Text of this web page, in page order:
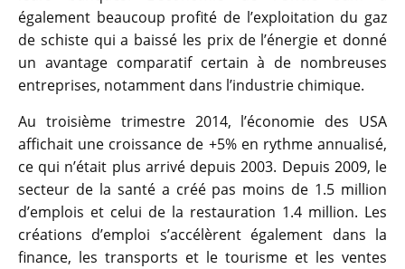
également beaucoup profité de l’exploitation du gaz
de schiste qui a baissé les prix de l’énergie et donné
un avantage comparatif certain à de nombreuses
entreprises, notamment dans l’industrie chimique.
Au troisième trimestre 2014, l’économie des USA
affichait une croissance de +5% en rythme annualisé,
ce qui n’était plus arrivé depuis 2003. Depuis 2009, le
secteur de la santé a créé pas moins de 1.5 million
d’emplois et celui de la restauration 1.4 million. Les
créations d’emploi s’accélèrent également dans la
finance, les transports et le tourisme et les ventes